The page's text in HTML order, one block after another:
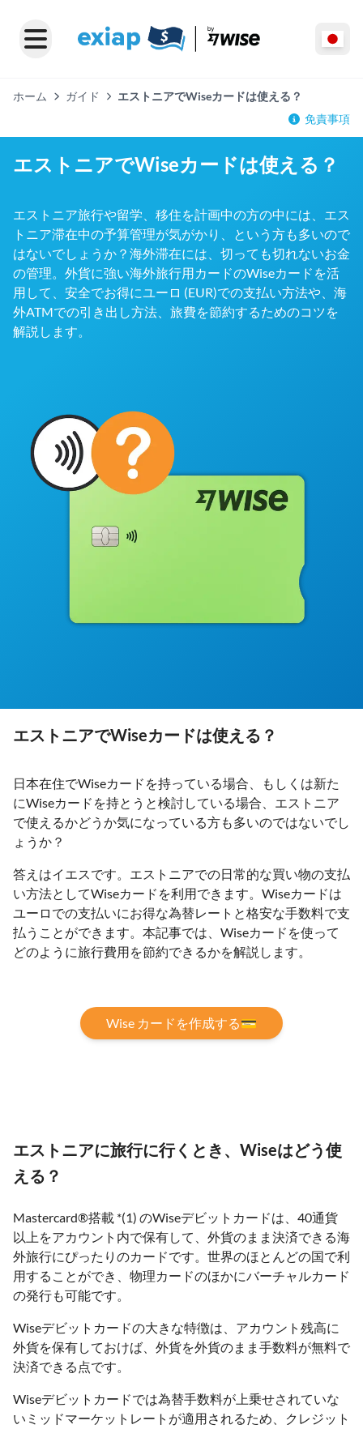
ホーム ガイド
エストニアでWiseカードは使える？
免責事項
エストニアでWiseカードは使える？
エストニア旅行や留学、移住を計画中の方の中には、エス
トニア滞在中の予算管理が気がかり、という方も多いので
はないでしょうか？海外滞在には、切っても切れないお金
の管理。外貨に強い海外旅行用カードのWiseカードを活
用して、安全でお得にユーロ (EUR)での支払い方法や、海
外ATMでの引き出し方法、旅費を節約するためのコツを
解説します。
エストニアでWiseカードは使える？
日本在住でWiseカードを持っている場合、もしくは新た
にWiseカードを持とうと検討している場合、エストニア
で使えるかどうか気になっている方も多いのではないでし
ょうか？
答えはイエスです。エストニアでの日常的な買い物の支払
い方法としてWiseカードを利用できます。Wiseカードは
ユーロでの支払いにお得な為替レートと格安な手数料で支
払うことができます。本記事では、Wiseカードを使って
どのように旅行費用を節約できるかを解説します。
Wise カードを作成する💳
エストニアに旅行に行くとき、Wiseはどう使
える？
Mastercard®搭載 *(1) のWiseデビットカードは、40通貨
以上をアカウント内で保有して、外貨のまま決済できる海
外旅行にぴったりのカードです。世界のほとんどの国で利
用することができ、物理カードのほかにバーチャルカード
の発行も可能です。
Wiseデビットカードの大きな特徴は、アカウント残高に
外貨を保有しておけば、外貨を外貨のまま手数料が無料で
決済できる点です。
Wiseデビットカードでは為替手数料が上乗せされていな
いミッドマーケットレートが適用されるため、クレジット